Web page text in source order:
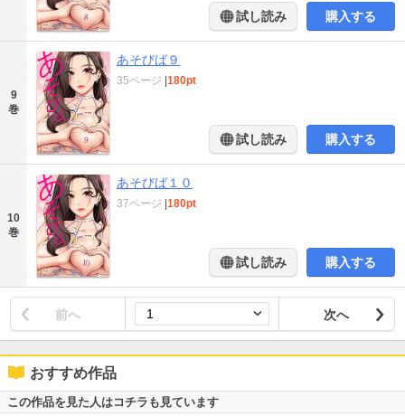
試し読み 購入する
9
巻
あそびば９
35ページ 180pt
試し読み 購入する
10
巻
あそびば１０
37ページ 180pt
試し読み 購入する
前へ 次へ
おすすめ作品
この作品を見た人はコチラも見ています